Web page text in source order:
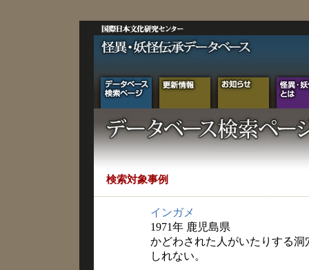
検索対象事例
インガメ
1971年 鹿児島県
かどわされた人がいたりする
しれない。